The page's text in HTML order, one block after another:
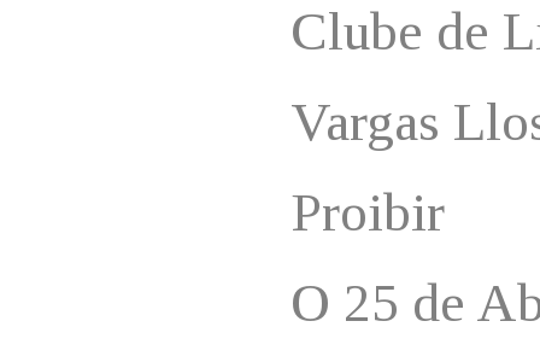
Clube de
Vargas
Proibir
O 25 de